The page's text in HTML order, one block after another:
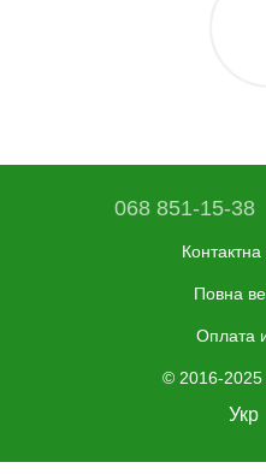
068 851-15-38
Повна
Оплата
© 2016-2025
Укр